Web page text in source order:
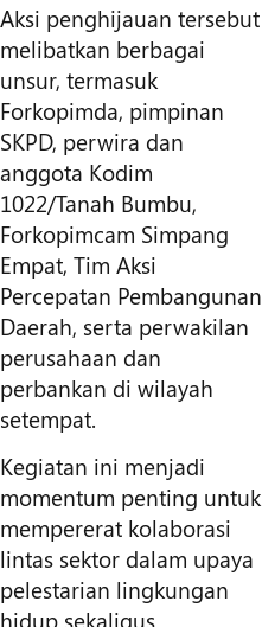
Aksi penghijauan tersebut
melibatkan berbagai
unsur, termasuk
Forkopimda, pimpinan
SKPD, perwira dan
anggota Kodim
1022/Tanah Bumbu,
Forkopimcam Simpang
Empat, Tim Aksi
Percepatan Pembangunan
Daerah, serta perwakilan
perusahaan dan
perbankan di wilayah
setempat.
Kegiatan ini menjadi
momentum penting untuk
mempererat kolaborasi
lintas sektor dalam upaya
pelestarian lingkungan
hidup sekaligus